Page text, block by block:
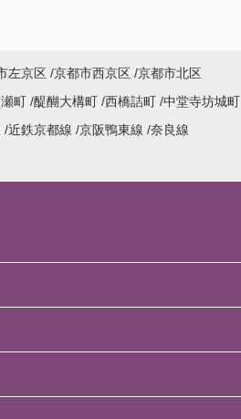
左京区 京都市西京区 京都市北区
町 醍醐大構町 西橋詰町 中堂寺坊城町
近鉄京都線 京阪鴨東線 奈良線